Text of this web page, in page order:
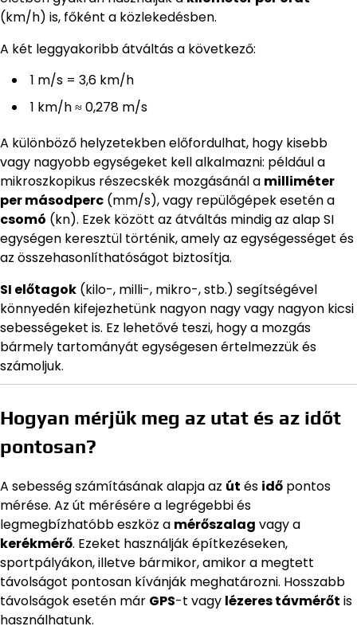
(km/h) is, főként a közlekedésben.
A két leggyakoribb átváltás a következő:
1 m/s = 3,6 km/h
1 km/h ≈ 0,278 m/s
A különböző helyzetekben előfordulhat, hogy kisebb
vagy nagyobb egységeket kell alkalmazni: például a
mikroszkopikus részecskék mozgásánál a milliméter
per másodperc (mm/s), vagy repülőgépek esetén a
csomó (kn). Ezek között az átváltás mindig az alap SI
egységen keresztül történik, amely az egységességet és
az összehasonlíthatóságot biztosítja.
SI előtagok (kilo-, milli-, mikro-, stb.) segítségével
könnyedén kifejezhetünk nagyon nagy vagy nagyon kicsi
sebességeket is. Ez lehetővé teszi, hogy a mozgás
bármely tartományát egységesen értelmezzük és
számoljuk.
Hogyan mérjük meg az utat és az időt
pontosan?
A sebesség számításának alapja az út és idő pontos
mérése. Az út mérésére a legrégebbi és
legmegbízhatóbb eszköz a mérőszalag vagy a
kerékmérő. Ezeket használják építkezéseken,
sportpályákon, illetve bármikor, amikor a megtett
távolságot pontosan kívánják meghatározni. Hosszabb
távolságok esetén már GPS-t vagy lézeres távmérőt is
használhatunk.